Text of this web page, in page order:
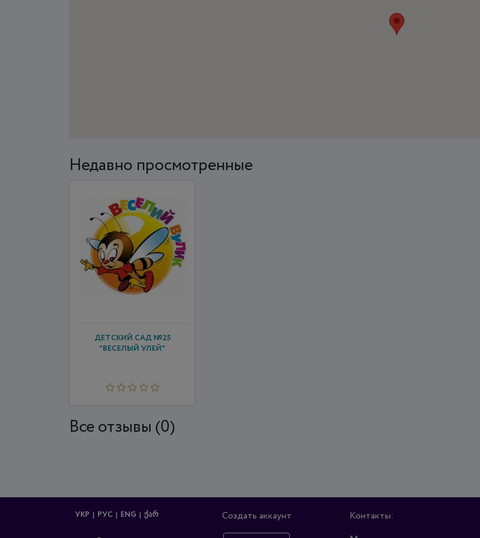
Недавно просмотренные
ДЕТСКИЙ САД №25
"ВЕСЕЛЫЙ УЛЕЙ"
Все отзывы (0)
УКР РУС ENG ᲥᲐᲠ Создать аккаунт Контакты: